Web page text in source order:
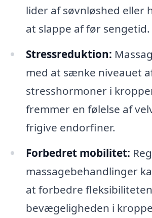
lider af søvnløshed eller
at slappe af før sengetid.
Stressreduktion:
med at sænke niveauet
stresshormoner i
fremmer en følelse af
frigive endorfiner.
Forbedret mobilitet:
massagebehandlinger
at forbedre
bevægeligheden i